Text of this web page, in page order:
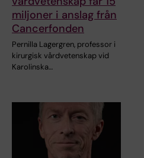
miljoner i anslag från
Cancerfonden
Pernilla Lagergren, professor i
kirurgisk vårdvetenskap vid
Karolinska…